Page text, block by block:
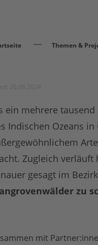
Themen &
ein mehrere
Indischen Ozeans
Zugleich verläuft
gesagt im
zu
mit